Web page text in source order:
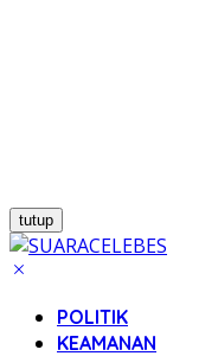
tutup
POLITIK
KEAMANAN